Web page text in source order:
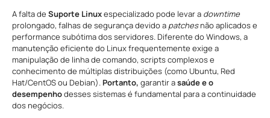
A falta de Suporte Linuxespecializado pode levar a downtime
prolongado, falhas de segurança devido a patchesnão aplicados e
performance subótima dos servidores. Diferente do Windows, a
manutenção eficiente do Linux frequentemente exige a
manipulação de linha de comando, scripts complexos e
conhecimento de múltiplas distribuições (como Ubuntu, Red
Hat/CentOS ou Debian). Portanto, garantir asaúde e o
desempenhodesses sistemas é fundamental para a continuidade
dos negócios.